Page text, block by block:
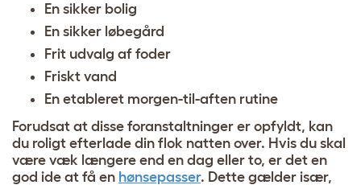
En sikker bolig
En sikker løbegård
Frit udvalg af foder
Friskt vand
En etableret morgen-til-aften rutine
Forudsat at disse foranstaltninger er opfyldt, kan
du roligt efterlade din flok natten over. Hvis du skal
være væk længere end en dag eller to, er det en
god ide at få en hønsepasser. Dette gælder især,